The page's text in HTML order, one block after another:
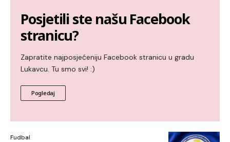
Posjetili ste našu Facebook
stranicu?
Zapratite najposjećeniju Facebook stranicu u gradu
Lukavcu. Tu smo svi! :)
Pogledaj
Fudbal